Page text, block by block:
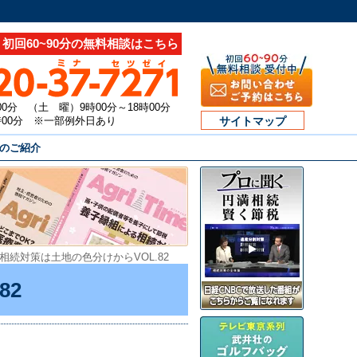
回60~90分の無料相談はこちら
分 （土 曜）9時00分～18時00分
00分 ※一部例外日あり
サイトマップ
ご紹介
相続対策は土地の色分けからVOL.82